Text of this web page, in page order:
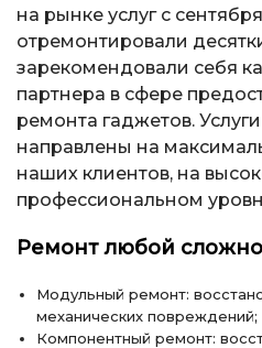
на рынке услуг с
отремонтировали
зарекомендовали себя
партнера в сфере
ремонта гаджетов.
направлены на
наших клиентов, на
профессиональном
Ремонт любой
Модульный ремонт:
механических повреждений;
Компонентный ремонт: